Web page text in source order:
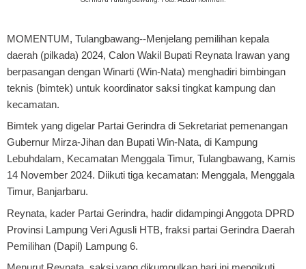
MOMENTUM, Tulangbawang--Menjelang pemilihan kepala
daerah (pilkada) 2024, Calon Wakil Bupati Reynata Irawan yang
berpasangan dengan Winarti (Win-Nata) menghadiri bimbingan
teknis (bimtek) untuk koordinator saksi tingkat kampung dan
kecamatan.
Bimtek yang digelar Partai Gerindra di Sekretariat pemenangan
Gubernur Mirza-Jihan dan Bupati Win-Nata, di Kampung
Lebuhdalam, Kecamatan Menggala Timur, Tulangbawang, Kamis
14 November 2024. Diikuti tiga kecamatan: Menggala, Menggala
Timur, Banjarbaru.
Reynata, kader Partai Gerindra, hadir didampingi Anggota DPRD
Provinsi Lampung Veri Agusli HTB, fraksi partai Gerindra Daerah
Pemilihan (Dapil) Lampung 6.